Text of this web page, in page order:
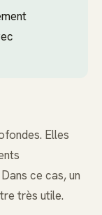
Elles
ce cas, un
très utile.